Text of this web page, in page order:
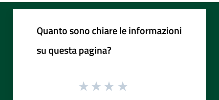
Quanto sono chiare le informazioni
su questa pagina?